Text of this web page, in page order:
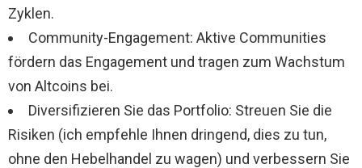
Zyklen.
Community-Engagement: Aktive Communities
fördern das Engagement und tragen zum Wachstum
von Altcoins bei.
Diversifizieren Sie das Portfolio: Streuen Sie die
Risiken (ich empfehle Ihnen dringend, dies zu tun,
ohne den Hebelhandel zu wagen) und verbessern Sie